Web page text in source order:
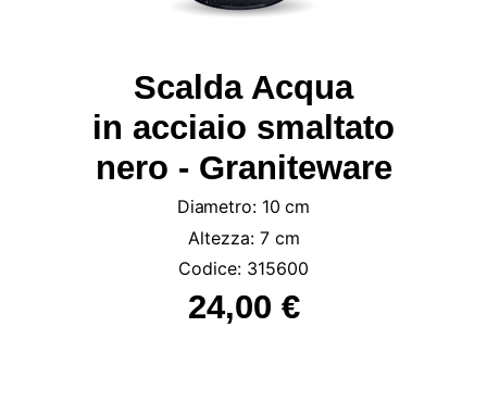
Scalda Acqua
in acciaio smaltato
nero - Graniteware
Diametro: 10 cm
Altezza: 7 cm
Codice: 315600
24,00 €